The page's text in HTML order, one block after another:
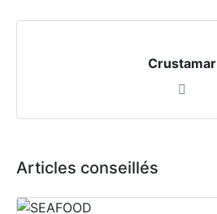
Crustamar
Articles conseillés